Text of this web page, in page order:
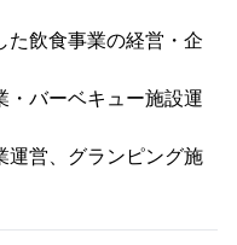
食事業の経営・企
ーベキュー施設運
、グランピング施